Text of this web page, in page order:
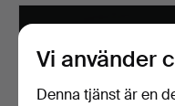
Vi använder
Denna tjänst är en